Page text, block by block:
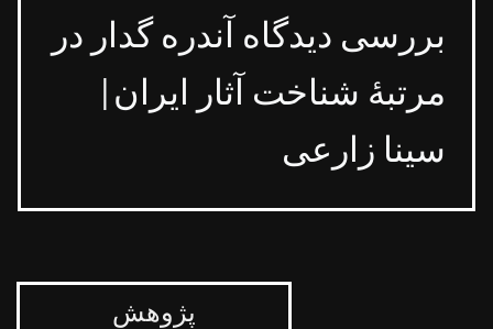
بررسی دیدگاه آندره گدار در
مرتبۀ شناخت آثار ایران|
سینا زارعی
پژوهش